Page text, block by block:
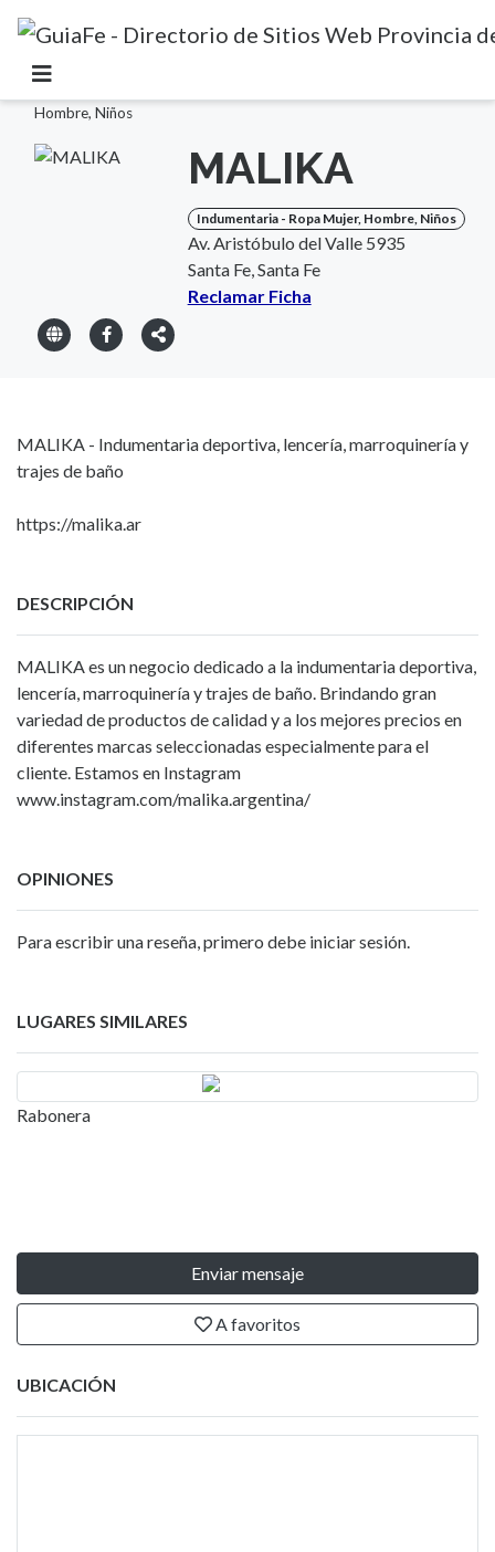
Hombre, Niños
MALIKA
Indumentaria - Ropa Mujer, Hombre, Niños
Av. Aristóbulo del Valle 5935
Santa Fe, Santa Fe
Reclamar Ficha
MALIKA - Indumentaria deportiva, lencería, marroquinería y
trajes de baño
https://malika.ar
DESCRIPCIÓN
MALIKA es un negocio dedicado a la indumentaria deportiva,
lencería, marroquinería y trajes de baño. Brindando gran
variedad de productos de calidad y a los mejores precios en
diferentes marcas seleccionadas especialmente para el
cliente. Estamos en Instagram
www.instagram.com/malika.argentina/
OPINIONES
Para escribir una reseña, primero debe iniciar sesión.
LUGARES SIMILARES
Rabonera
Enviar mensaje
A favoritos
UBICACIÓN